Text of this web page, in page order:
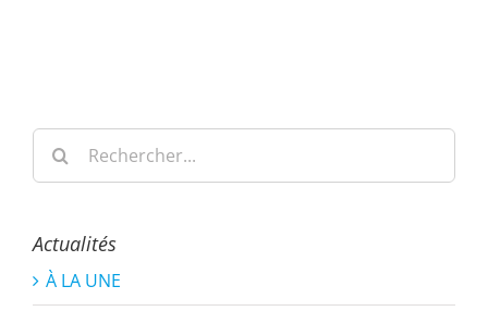
Rechercher:
Actualités
À LA UNE